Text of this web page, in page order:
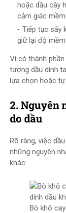
hoặc dầu cây
cảm giác
Tiếp tục sấy
giữ lại độ
Vì có thành
tượng dầu dính
lựa chọn hoặc tự
2. Nguyên
do dầu
Rõ ràng, việc
những nguyên
khác:
Bò khô